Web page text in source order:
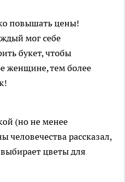
повышать цены!
мог себе
букет, чтобы
женщине, тем более
(но не менее
человечества рассказал,
цветы для